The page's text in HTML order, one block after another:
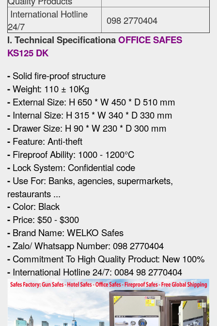
International Hotline
24/7
098 2770404
I. Technical SpecificationaOFFICE SAFES
KS125 DK
- Solid fire-proof structure
-Weight: 110 ± 10Kg
- External Size: H 650 * W 450 * D 510 mm
- Internal Size: H 315 * W 340 * D 330 mm
- Drawer Size: H 90 * W 230 * D 300 mm
- Feature: Anti-theft
- Fireproof Ability: 1000 - 1200°C
- Lock System: Confidential code
- Use For: Banks, agencies, supermarkets,
restaurants ...
- Color: Black
- Price: $50 - $300
- Brand Name: WELKO Safes
-Zalo/ Whatsapp Number: 098 2770404
- Commitment To High Quality Product: New 100%
- International Hotline 24/7: 0084 98 2770404